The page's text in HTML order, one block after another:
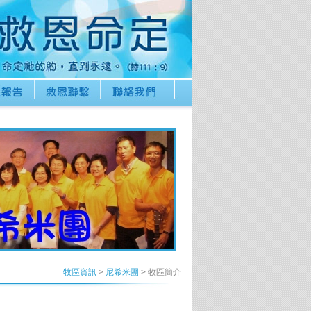
牧區資訊 > 尼希米團 > 牧區簡介